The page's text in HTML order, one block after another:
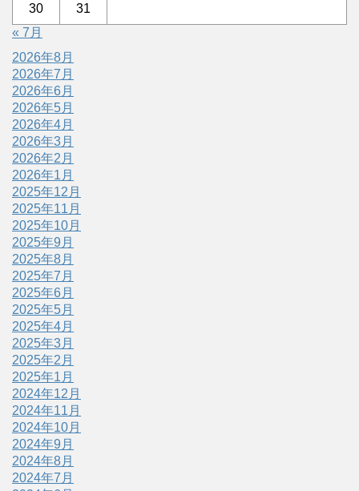
30
31
« 7月
2026年8月
2026年7月
2026年6月
2026年5月
2026年4月
2026年3月
2026年2月
2026年1月
2025年12月
2025年11月
2025年10月
2025年9月
2025年8月
2025年7月
2025年6月
2025年5月
2025年4月
2025年3月
2025年2月
2025年1月
2024年12月
2024年11月
2024年10月
2024年9月
2024年8月
2024年7月